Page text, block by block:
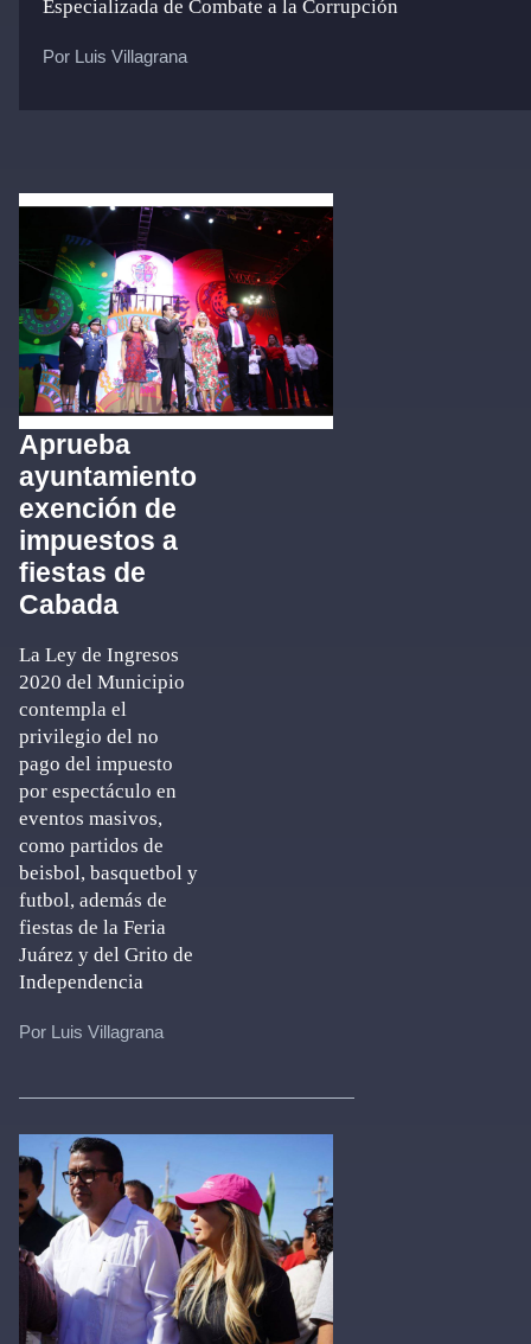
Especializada de Combate a la Corrupción
Por Luis Villagrana
Aprueba
ayuntamiento
exención de
impuestos a
fiestas de
Cabada
La Ley de Ingresos
2020 del Municipio
contempla el
privilegio del no
pago del impuesto
por espectáculo en
eventos masivos,
como partidos de
beisbol, basquetbol y
futbol, además de
fiestas de la Feria
Juárez y del Grito de
Independencia
Por Luis Villagrana